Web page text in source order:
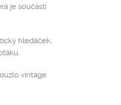
je součástí
hledáček,
vintage